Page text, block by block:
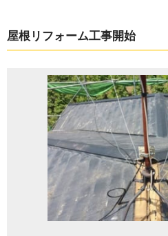
屋根リフォーム工事開始